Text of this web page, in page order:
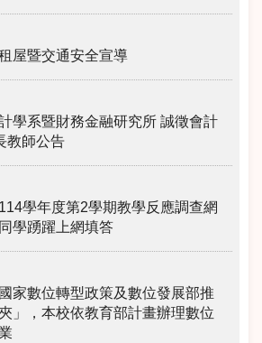
屋暨交通安全宣導
學系暨財務金融研究所 誠徵會計
教師公告
學年度第2學期教學反應調查網
學踴躍上網填答
家數位轉型政策及數位發展部推
」，本校依教育部計畫辦理數位